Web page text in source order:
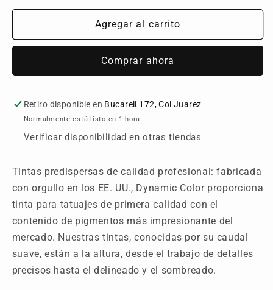
para
Turquoise
para
Dynamic
Turquoise
Agregar al carrito
Comprar ahora
Retiro disponible en Bucareli 172, Col Juarez
Normalmente está listo en 1 hora
Verificar disponibilidad en otras tiendas
Tintas predispersas de calidad profesional: fabricada
con orgullo en los EE. UU., Dynamic Color proporciona
tinta para tatuajes de primera calidad con el
contenido de pigmentos más impresionante del
mercado. Nuestras tintas, conocidas por su caudal
suave, están a la altura, desde el trabajo de detalles
precisos hasta el delineado y el sombreado.